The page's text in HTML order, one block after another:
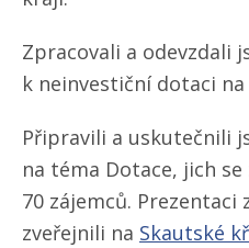
Zpracovali a odevzdali
k neinvestiční dotaci na
Připravili a uskutečnili
na téma Dotace, jich
70 zájemců. Prezentaci
zveřejnili na Skautské